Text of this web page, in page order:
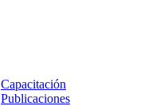
Capacitación
Publicaciones